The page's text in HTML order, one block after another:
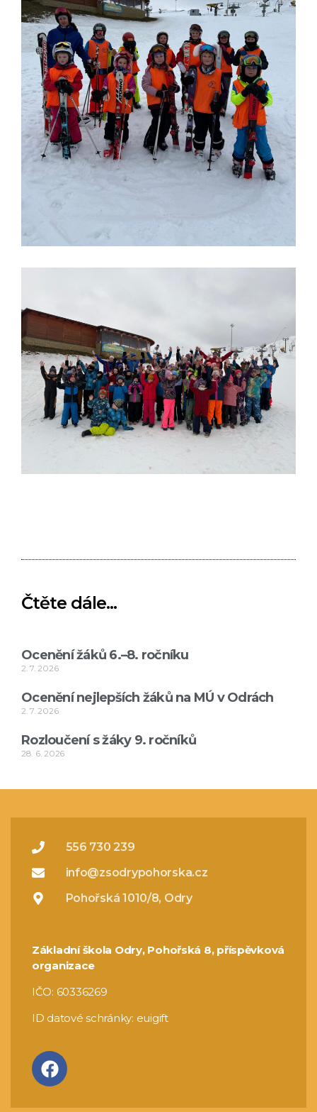
Čtěte dále...
Ocenění žáků 6.–8. ročníku
2. 7. 2026
Ocenění nejlepších žáků na MÚ v Odrách
2. 7. 2026
Rozloučení s žáky 9. ročníků
28. 6. 2026
556 730 239
info@zsodrypohorska.cz
Pohořská 1010/8, Odry
Základní škola Odry, Pohořská 8, příspěvková
organizace
IČO: 60336269
ID datové schránky: euigift